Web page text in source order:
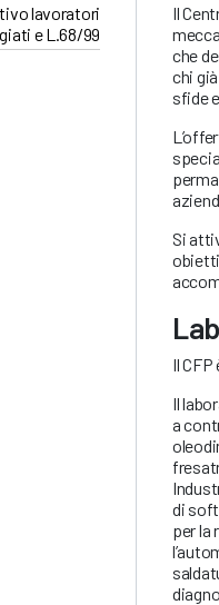
lavoratori
e L.68/99
Il
che
chi
sfide
Si
Il
Il
a
di
per la